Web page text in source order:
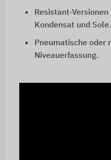
Kondensat und Sole.
Pneumatische oder
Niveauerfassung.